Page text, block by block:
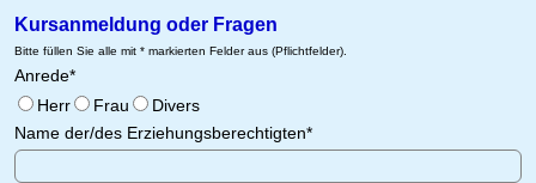
Kursanmeldung oder Fragen
Bitte füllen Sie alle mit * markierten Felder aus (Pflichtfelder).
Anrede*
Herr
Frau
Divers
Name der/des Erziehungsberechtigten*